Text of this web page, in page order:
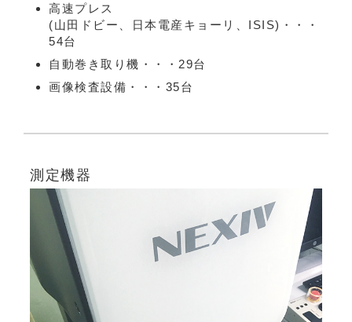
高速プレス
(山田ドビー、日本電産キョーリ、ISIS)・・・
54台
自動巻き取り機・・・29台
画像検査設備・・・35台
測定機器